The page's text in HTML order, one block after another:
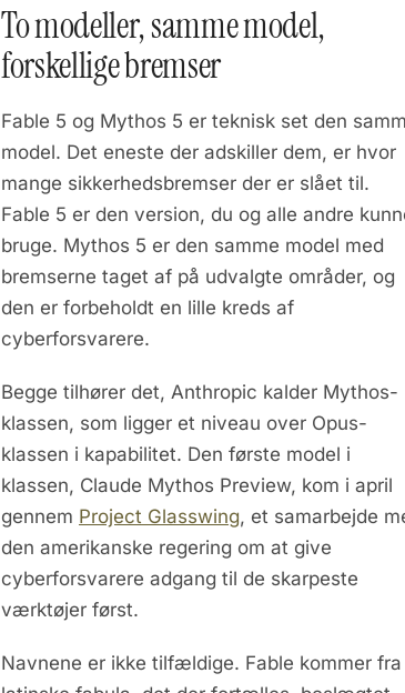
To modeller, samme model,
forskellige bremser
Fable 5 og Mythos 5 er teknisk set den
model. Det eneste der adskiller dem, er hvor
mange sikkerhedsbremser der er slået til.
Fable 5 er den version, du og alle andre
bruge. Mythos 5 er den samme model med
bremserne taget af på udvalgte områder, og
den er forbeholdt en lille kreds af
cyberforsvarere.
Begge tilhører det, Anthropic kalder Mythos-
klassen, som ligger et niveau over Opus-
klassen i kapabilitet. Den første model i
klassen, Claude Mythos Preview, kom i april
gennem Project Glasswing, et samarbejde
den amerikanske regering om at give
cyberforsvarere adgang til de skarpeste
værktøjer først.
Navnene er ikke tilfældige. Fable kommer fra